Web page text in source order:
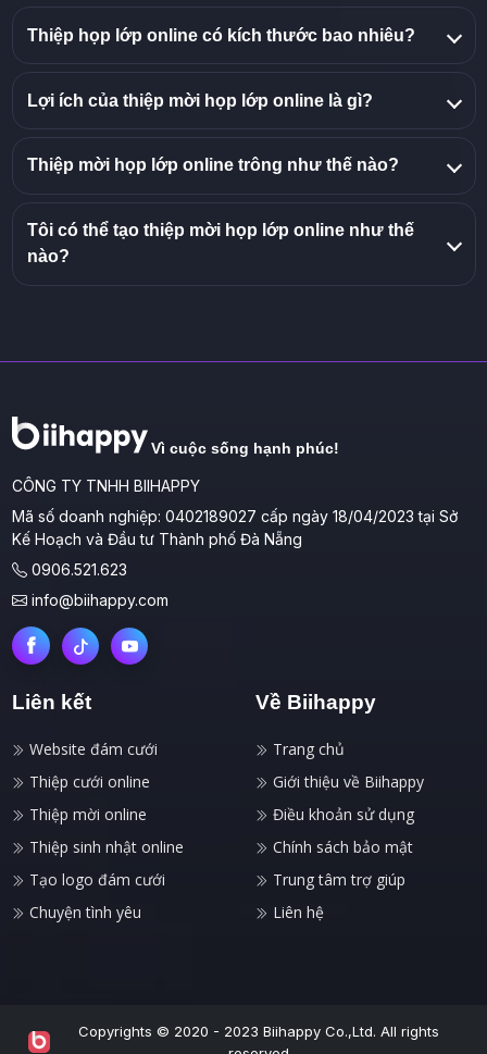
Thiệp họp lớp online có kích thước bao nhiêu?
Lợi ích của thiệp mời họp lớp online là gì?
Thiệp mời họp lớp online trông như thế nào?
Tôi có thể tạo thiệp mời họp lớp online như thế
nào?
Vì cuộc sống hạnh phúc!
CÔNG TY TNHH BIIHAPPY
Mã số doanh nghiệp: 0402189027 cấp ngày 18/04/2023 tại Sở
Kế Hoạch và Đầu tư Thành phố Đà Nẵng
0906.521.623
info@biihappy.com
Liên kết
Website đám cưới
Thiệp cưới online
Thiệp mời online
Thiệp sinh nhật online
Tạo logo đám cưới
Chuyện tình yêu
Về Biihappy
Trang chủ
Giới thiệu về Biihappy
Điều khoản sử dụng
Chính sách bảo mật
Trung tâm trợ giúp
Liên hệ
Copyrights © 2020 - 2023 Biihappy Co.,Ltd. All rights